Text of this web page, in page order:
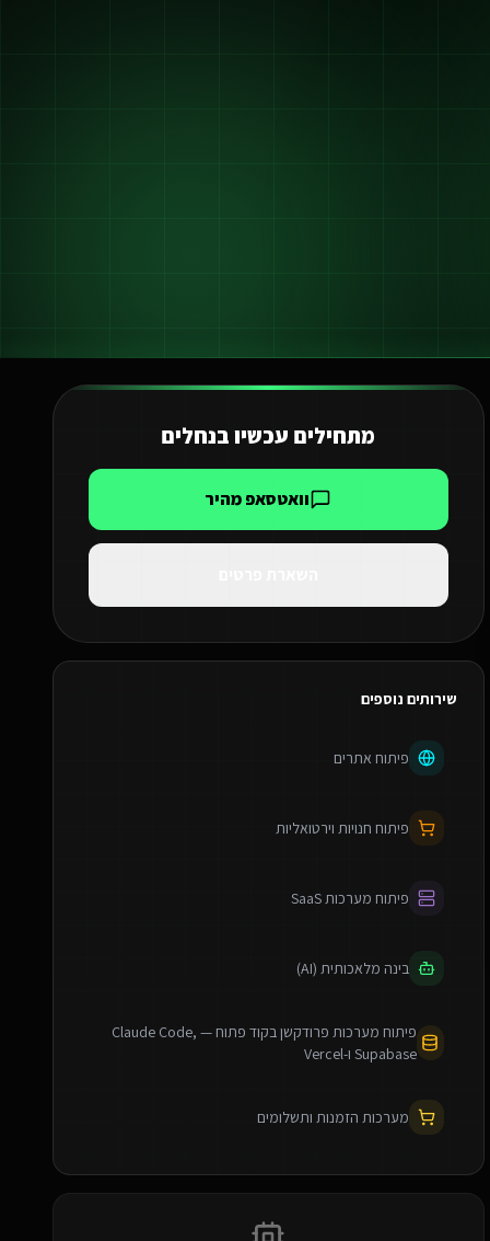
מתחילים עכשיו בנחלים
וואטסאפ מהיר
שירותים נוספים
פיתוח אתרים
פיתוח חנויות וירטואליות
פיתוח מערכות SaaS
בינה מלאכותית (AI)
פיתוח מערכות פרודקשן בקוד פתוח — Claude Code,
Supabase ו-Vercel
מערכות הזמנות ותשלומים